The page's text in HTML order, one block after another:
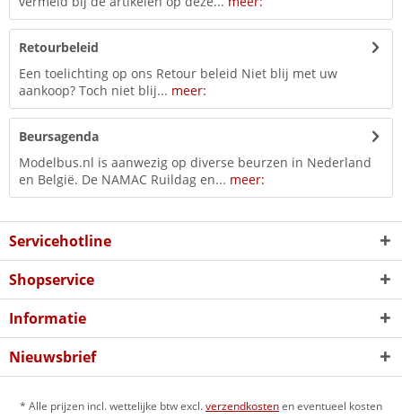
Retourbeleid
Een toelichting op ons Retour beleid Niet blij met uw
aankoop? Toch niet blij... meer:
Beursagenda
Modelbus.nl is aanwezig op diverse beurzen in Nederland
en België. De NAMAC Ruildag en... meer:
Servicehotline
Shopservice
Informatie
Nieuwsbrief
* Alle prijzen incl. wettelijke btw excl.verzendkostenen eventueel kosten